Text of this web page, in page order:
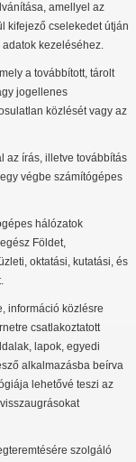
amellyel az
kifejező cselekedet útján
kezeléséhez.
a továbbított, tárolt
jogellenes
közlését vagy az
az írás, illetve továbbítás
végbe számítógépes
hálózatok
Földet,
oktatási, kutatási, és
információ közlésre
csatlakoztatott
lapok, egyedi
alkalmazásba beírva
lehetővé teszi az
szolgáló